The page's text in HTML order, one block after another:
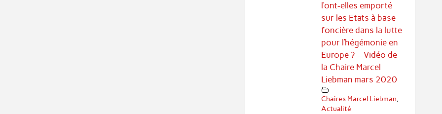
l’ont-elles emporté
sur les Etats à base
foncière dans la lutte
pour l’hégémonie en
Europe ? – Vidéo de
la Chaire Marcel
Liebman mars 2020
Chaires Marcel Liebman,
Actualité